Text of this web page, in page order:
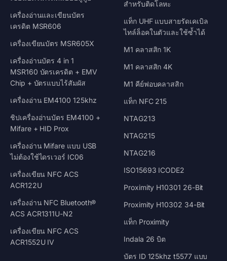
เครื่องอ่านและเขียนบัตร
เครดิต MSR606
เครื่องเขียนบัตร MSR605X
เครื่องอ่านบัตร 4 in 1
MSR160 บัตรเครดิต + EMV
Chip + บัตรแบบไร้สัมผัส
เครื่องอ่าน EM4100 125khz
ชิปเครื่องอ่านบัตร EM4100 +
Mifare + HID Prox
เครื่องอ่าน Mifare แบบ USB
ไม่ต้องใช้ไดรเวอร์ IC06
เครื่องเขียน NFC ACS
ACR122U
เครื่องอ่าน NFC Bluetooth®
ACS ACR1311U-N2
เครื่องเขียน NFC ACS
ACR1552U IV
สำหรับติดโลหะ
แท็ก UHF แบบสายรัดเคเบิล
ไทล์ล็อคในตัวและใช้ซ้ำได้
M1 คลาสสิก 1K
M1 คลาสสิก 4K
M1 คีย์ฟอบคลาสสิก
แท็ก NFC 215
NTAG213
NTAG215
NTAG216
ISO15693 ICODE2
Proximity H10301 26-Bit
Proximity H10302 34-Bit
แท็ก Proximity
Indala 26 บิต
บัตร ID 125khz t5577 แบบ